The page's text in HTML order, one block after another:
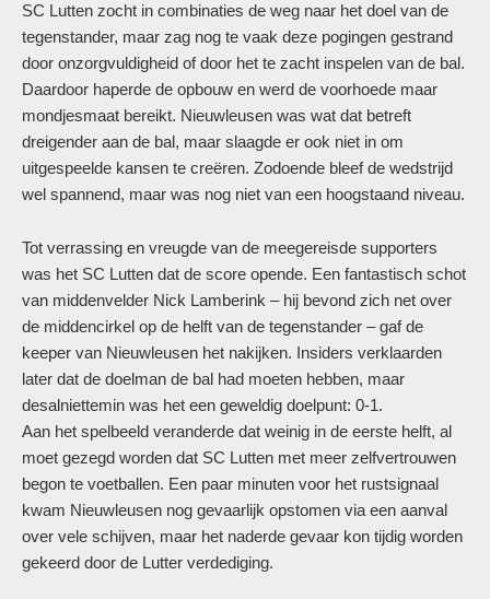
SC Lutten zocht in combinaties de weg naar het doel van de
tegenstander, maar zag nog te vaak deze pogingen gestrand
door onzorgvuldigheid of door het te zacht inspelen van de bal.
Daardoor haperde de opbouw en werd de voorhoede maar
mondjesmaat bereikt. Nieuwleusen was wat dat betreft
dreigender aan de bal, maar slaagde er ook niet in om
uitgespeelde kansen te creëren. Zodoende bleef de wedstrijd
wel spannend, maar was nog niet van een hoogstaand niveau.
Tot verrassing en vreugde van de meegereisde supporters
was het SC Lutten dat de score opende. Een fantastisch schot
van middenvelder Nick Lamberink – hij bevond zich net over
de middencirkel op de helft van de tegenstander – gaf de
keeper van Nieuwleusen het nakijken. Insiders verklaarden
later dat de doelman de bal had moeten hebben, maar
desalniettemin was het een geweldig doelpunt: 0-1.
Aan het spelbeeld veranderde dat weinig in de eerste helft, al
moet gezegd worden dat SC Lutten met meer zelfvertrouwen
begon te voetballen. Een paar minuten voor het rustsignaal
kwam Nieuwleusen nog gevaarlijk opstomen via een aanval
over vele schijven, maar het naderde gevaar kon tijdig worden
gekeerd door de Lutter verdediging.